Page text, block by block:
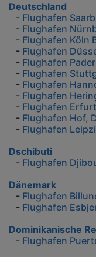
Deutschland
- Flughafen
- Flughafen
- Flughafen Köln
- Flughafen
- Flughafen
- Flughafen
- Flughafen
- Flughafen
- Flughafen
- Flughafen Hof,
- Flughafen
Dschibuti
- Flughafen
Dänemark
- Flughafen
- Flughafen
Dominikanische
- Flughafen